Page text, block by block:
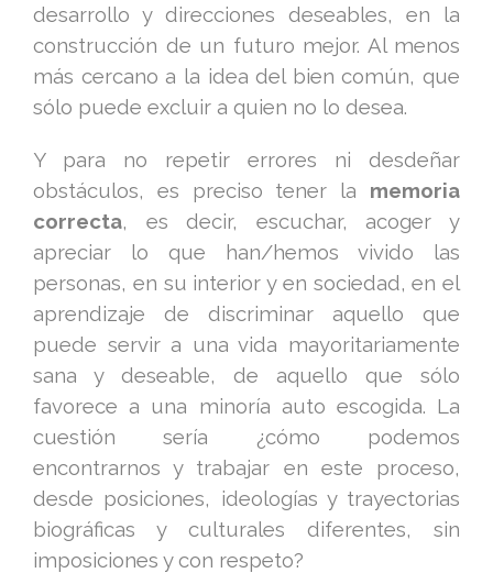
desarrollo y direcciones deseables, en la
construcción de un futuro mejor. Al menos
más cercano a la idea del bien común, que
sólo puede excluir a quien no lo desea.
Y para no repetir errores ni desdeñar
obstáculos, es preciso tener la memoria
correcta, es decir, escuchar, acoger y
apreciar lo que han/hemos vivido las
personas, en su interior y en sociedad, en el
aprendizaje de discriminar aquello que
puede servir a una vida mayoritariamente
sana y deseable, de aquello que sólo
favorece a una minoría auto escogida. La
cuestión sería ¿cómo podemos
encontrarnos y trabajar en este proceso,
desde posiciones, ideologías y trayectorias
biográficas y culturales diferentes, sin
imposiciones y con respeto?